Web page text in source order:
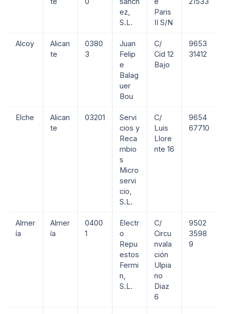
ez,
S.L.
Paris
II S/N
Alcoy
Alican
te
0380
3
Juan
Felip
e
Balag
uer
Bou
C/
Cid 12
Bajo
9653
31412
Elche
Alican
te
03201
Servi
cios y
Reca
mbio
s
Micro
servi
cio,
S.L.
C/
Luis
Llore
nte 16
9654
67710
Almer
ía
Almer
ía
0400
1
Electr
o
Repu
estos
Fermi
n,
S.L.
C/
Circu
nvala
ción
Ulpia
no
Diaz
6
9502
3598
9